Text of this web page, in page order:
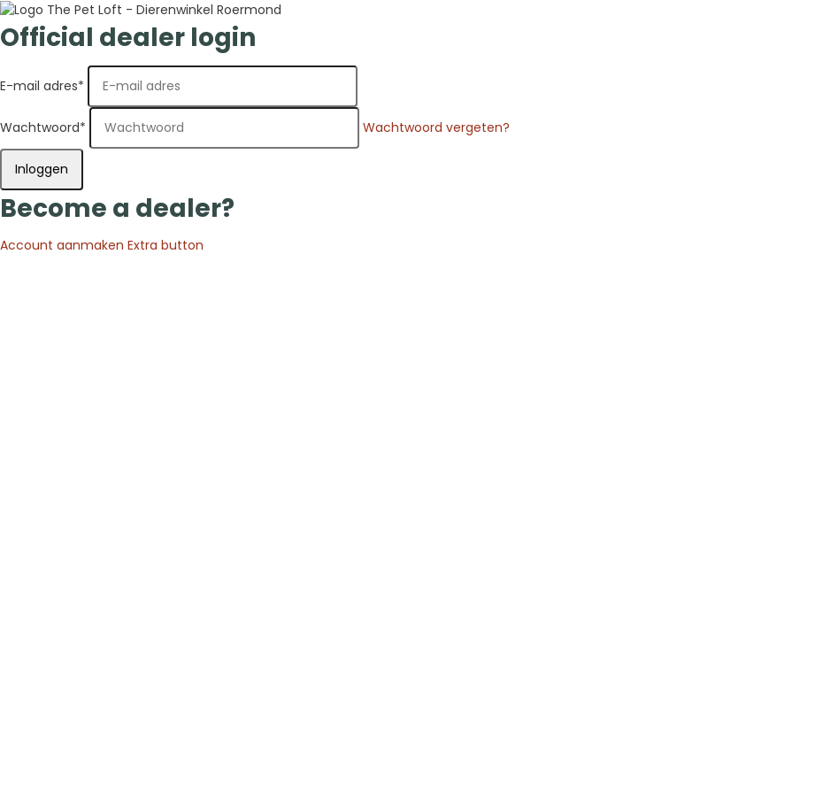
Official dealer login
E-mail adres*
Wachtwoord* Wachtwoord vergeten?
Inloggen
Become a dealer?
Account aanmaken Extra button